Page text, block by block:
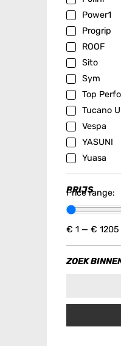
Power1
Progrip
ROOF
Sito
Sym
Top
Tucano
Vespa
YASUNI
Yuasa
PRIJS
Price range:
€ 1 — € 1205
ZOEK